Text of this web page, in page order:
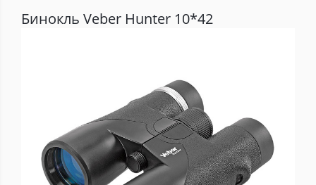
Бинокль Veber Hunter 10*42